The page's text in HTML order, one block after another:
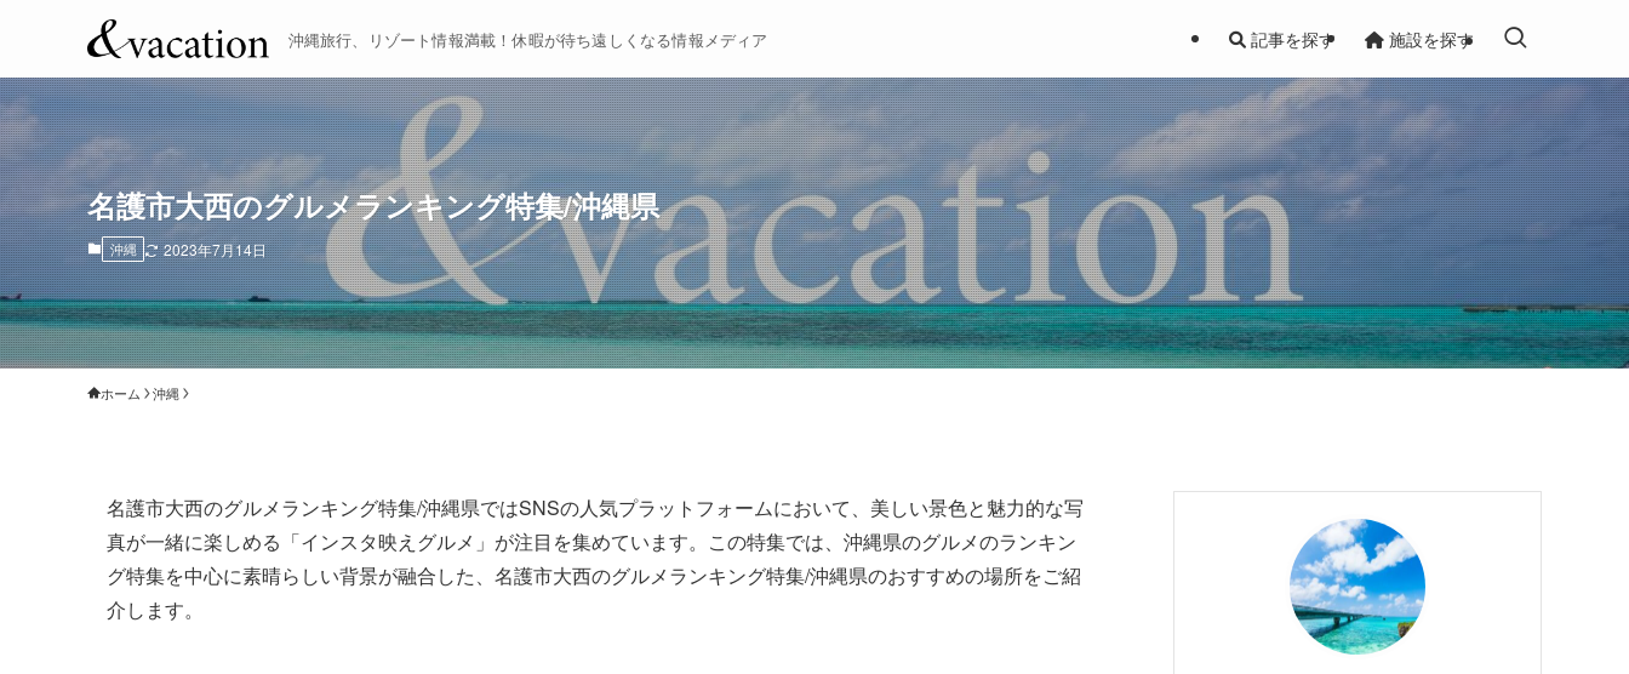
沖縄旅行、リゾート情報満載！休暇が待ち遠しくなる情報メディア 記事を探す 施設を探す
名護市大西のグルメランキング特集/沖縄県
沖縄 2023年7月14日
ホーム 沖縄
名護市大西のグルメランキング特集/沖縄県ではSNSの人気プラットフォームにおいて、美しい景色と魅力的な写
真が一緒に楽しめる「インスタ映えグルメ」が注目を集めています。この特集では、沖縄県のグルメのランキン
グ特集を中心に素晴らしい背景が融合した、名護市大西のグルメランキング特集/沖縄県のおすすめの場所をご紹
介します。